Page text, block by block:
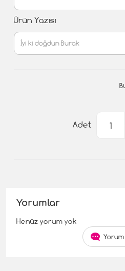
Ürün Yazısı
Adet
Yorumlar
Henüz yorum yok
Yorum